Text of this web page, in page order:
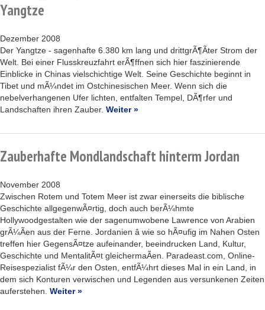
Yangtze
Dezember 2008
Der Yangtze - sagenhafte 6.380 km lang und drittgrÃ¶Ãter Strom der
Welt. Bei einer Flusskreuzfahrt erÃ¶ffnen sich hier faszinierende
Einblicke in Chinas vielschichtige Welt. Seine Geschichte beginnt in
Tibet und mÃ¼ndet im Ostchinesischen Meer. Wenn sich die
nebelverhangenen Ufer lichten, entfalten Tempel, DÃ¶rfer und
Landschaften ihren Zauber. Weiter »
Zauberhafte Mondlandschaft hinterm Jordan
November 2008
Zwischen Rotem und Totem Meer ist zwar einerseits die biblische
Geschichte allgegenwÃ¤rtig, doch auch berÃ¼hmte
Hollywoodgestalten wie der sagenumwobene Lawrence von Arabien
grÃ¼Ãen aus der Ferne. Jordanien â wie so hÃ¤ufig im Nahen Osten
treffen hier GegensÃ¤tze aufeinander, beeindrucken Land, Kultur,
Geschichte und MentalitÃ¤t gleichermaÃen. Paradeast.com, Online-
Reisespezialist fÃ¼r den Osten, entfÃ¼hrt dieses Mal in ein Land, in
dem sich Konturen verwischen und Legenden aus versunkenen Zeiten
auferstehen. Weiter »